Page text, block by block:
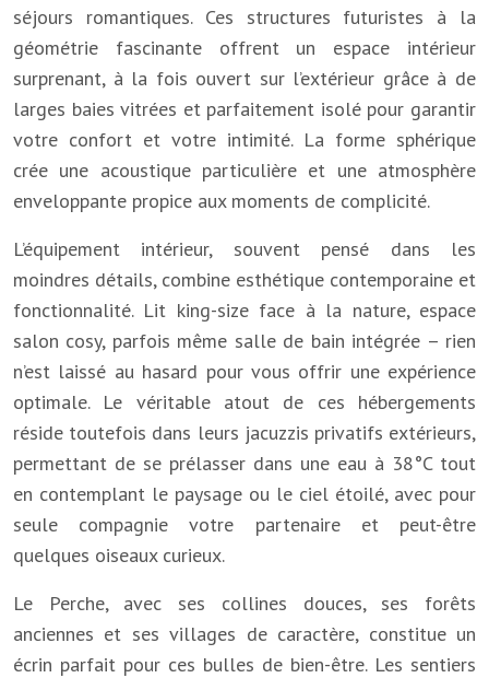
séjours romantiques. Ces structures futuristes à la
géométrie fascinante offrent un espace intérieur
surprenant, à la fois ouvert sur l’extérieur grâce à de
larges baies vitrées et parfaitement isolé pour garantir
votre confort et votre intimité. La forme sphérique
crée une acoustique particulière et une atmosphère
enveloppante propice aux moments de complicité.
L’équipement intérieur, souvent pensé dans les
moindres détails, combine esthétique contemporaine et
fonctionnalité. Lit king-size face à la nature, espace
salon cosy, parfois même salle de bain intégrée – rien
n’est laissé au hasard pour vous offrir une expérience
optimale. Le véritable atout de ces hébergements
réside toutefois dans leurs jacuzzis privatifs extérieurs,
permettant de se prélasser dans une eau à 38°C tout
en contemplant le paysage ou le ciel étoilé, avec pour
seule compagnie votre partenaire et peut-être
quelques oiseaux curieux.
Le Perche, avec ses collines douces, ses forêts
anciennes et ses villages de caractère, constitue un
écrin parfait pour ces bulles de bien-être. Les sentiers